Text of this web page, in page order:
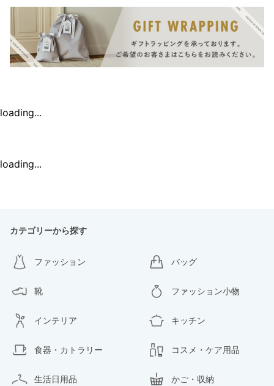
loading...
loading...
カテゴリーから探す
ファッション バッグ
靴 ファッション小物
インテリア キッチン
食器・カトラリー コスメ・ケア用品
生活日用品 かご・収納